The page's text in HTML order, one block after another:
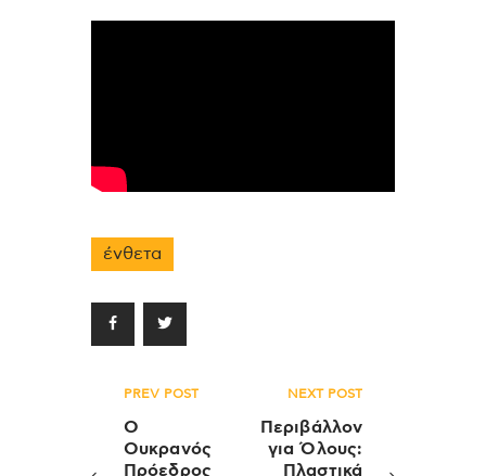
ένθετα
Πλοήγηση
άρθρων
PREV POST
Ο
Ουκρανός
Πρόεδρος
NEXT POST
Περιβάλλον
για Όλους:
Πλαστικά